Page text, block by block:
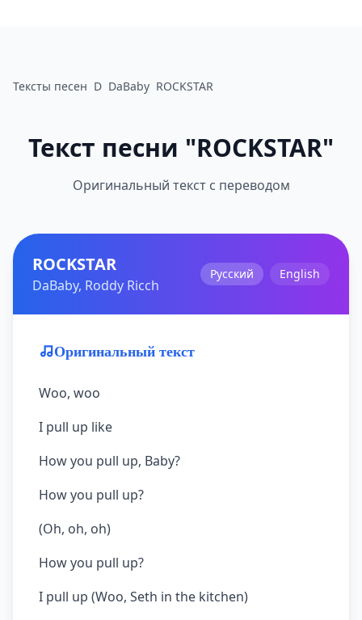
Тексты песен D DaBaby ROCKSTAR
Текст песни "ROCKSTAR"
Оригинальный текст с переводом
ROCKSTAR
DaBaby, Roddy Ricch
Русский English
Оригинальный текст
Woo, woo
I pull up like
How you pull up, Baby?
How you pull up?
(Oh, oh, oh)
How you pull up?
I pull up (Woo, Seth in the kitchen)